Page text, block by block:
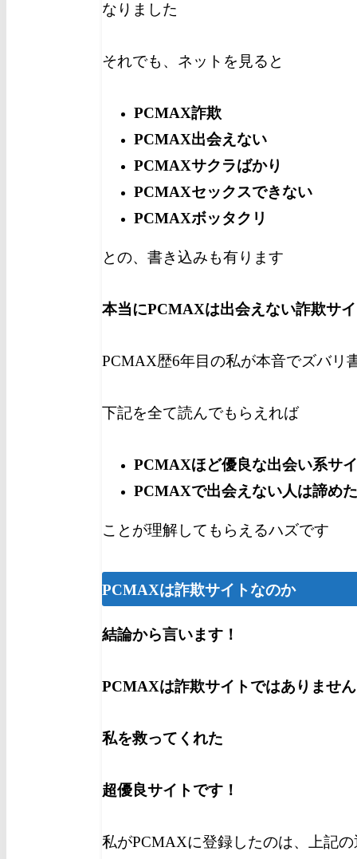
なりました
それでも、ネットを見ると
PCMAX詐欺
PCMAX出会えない
PCMAXサクラばかり
PCMAXセックスできない
PCMAXボッタクリ
との、書き込みも有ります
本当にPCMAXは出会えない詐欺サ
PCMAX歴6年目の私が本音でズバリ
下記を全て読んでもらえれば
PCMAXほど優良な出会い系サ
PCMAXで出会えない人は諦め
ことが理解してもらえるハズです
PCMAXは詐欺サイトなのか
結論から言います！
PCMAXは詐欺サイトではありませ
私を救ってくれた
超優良サイトです！
私がPCMAXに登録したのは、上記の